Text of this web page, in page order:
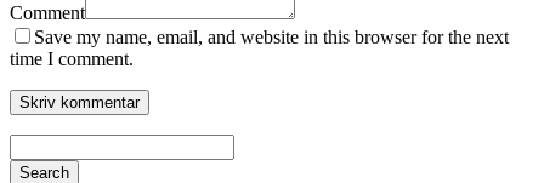
Comment
Save my name, email, and website in this browser for the next
time I comment.
Search